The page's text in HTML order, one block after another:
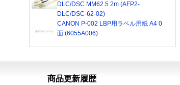
DLC/DSC MM62.5 2m (AFP2-
DLC/DSC-62-02)
CANON P-002 LBP用ラベル用紙 A4 0
面 (6055A006)
商品更新履歴